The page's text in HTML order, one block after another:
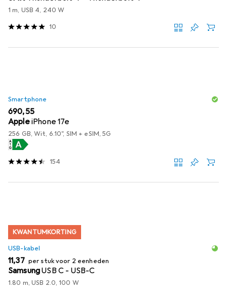
1 m, USB 4, 240 W
10
Smartphone
EUR
690,55
AppleiPhone 17e
256 GB, Wit, 6.10", SIM + eSIM, 5G
154
KWANTUMKORTING
USB-kabel
EUR
11,37 per stuk voor 2 eenheden
SamsungUSB C - USB-C
1.80 m, USB 2.0, 100 W